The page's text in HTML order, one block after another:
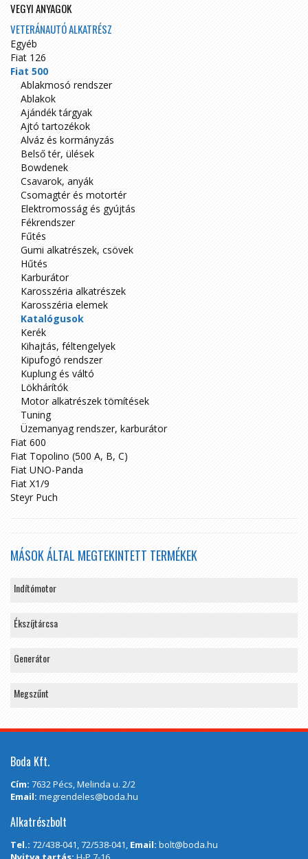
VEGYI ANYAGOK
VETERÁNAUTÓ ALKATRÉSZ
Egyéb
Fiat 126
Fiat 500
Ablakmosó rendszer
Ablakok
Ajándék tárgyak
Ajtó tartozékok
Alváz és kormányzás
Belső tér, ülések
Bowdenek
Csavarok, anyák
Csomagtér és motortér
Elektromosság és gyújtás
Fékrendszer
Fűtés
Gumi alkatrészek, csövek
Hűtés
Karburátor
Karosszéria alkatrészek
Karosszéria elemek
Katalógusok
Kerék
Kihajtás, féltengelyek
Kipufogó rendszer
Kuplung és váltó
Lökhárítók
Motor alkatrészek tömítések
Tuning
Üzemanyag rendszer, karburátor
Fiat 600
Fiat Topolino (500 A, B, C)
Fiat UNO-Panda
Fiat X1/9
Steyr Puch
MÁSOK ÁLTAL MEGTEKINTETT TERMÉKEK
Indítómotor
Ékszíjtárcsa
Generátor
Megszűnt
Boda Kft.
Cím: 7632 Pécs, Melinda u. 2/2
Email: megrendeles@boda.hu
Alkatrészbolt
Tel.: 72/438-041, 72/538-041, Email: bolt@boda.hu